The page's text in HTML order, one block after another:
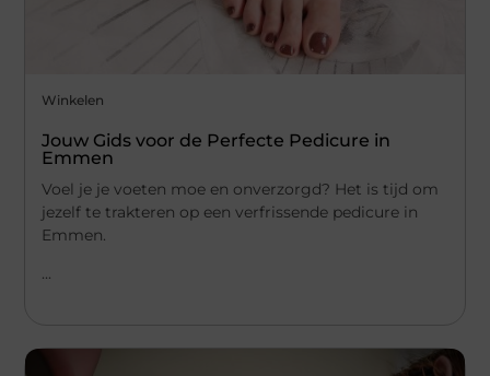
Winkelen
Jouw Gids voor de Perfecte Pedicure in
Emmen
Voel je je voeten moe en onverzorgd? Het is tijd om
jezelf te trakteren op een verfrissende pedicure in
Emmen.
...